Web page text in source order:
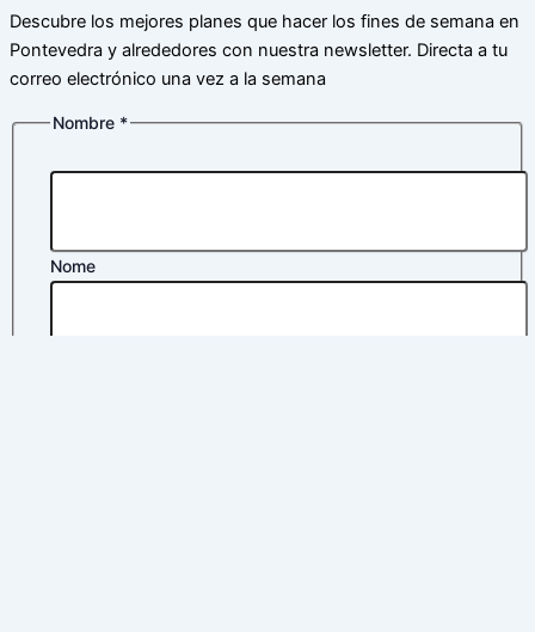
Descubre los mejores planes que hacer los fines de semana en
Pontevedra y alrededores con nuestra newsletter. Directa a tu
correo electrónico una vez a la semana
Nombre *
Nome